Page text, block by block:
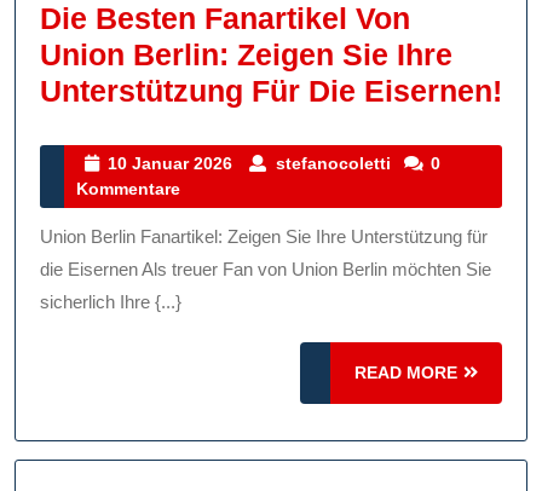
Die Besten Fanartikel Von
Union Berlin: Zeigen Sie Ihre
Unterstützung Für Die Eisernen!
10 Januar 2026
10
2026
stefanocoletti stefanocoletti
0
Kommentare
Union Berlin Fanartikel: Zeigen Sie Ihre Unterstützung für
die Eisernen Als treuer Fan von Union Berlin möchten Sie
sicherlich Ihre {...}
READ MORE
READ
MORE